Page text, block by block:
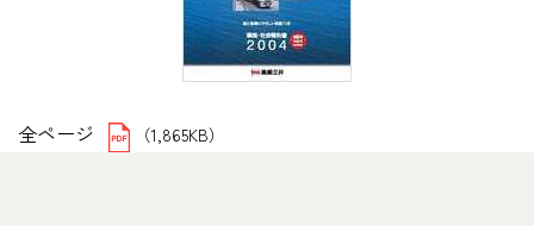
全ページ （1,865KB）